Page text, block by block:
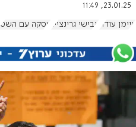
23.01.25, 11:49
איימן עודה אבישי גרינצייג עסקה עם השטן